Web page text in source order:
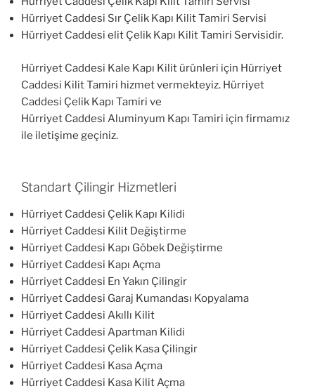
Hürriyet Caddesi Sır Çelik Kapı Kilit Tamiri Servisi
Hürriyet Caddesi elit Çelik Kapı Kilit Tamiri Servisidir.
Hürriyet Caddesi Kale Kapı Kilit ürünleri için Hürriyet
Caddesi Kilit Tamiri hizmet vermekteyiz. Hürriyet
Caddesi Çelik Kapı Tamiri ve
Hürriyet Caddesi Aluminyum Kapı Tamiri için firmamız
ile iletişime geçiniz.
Standart Çilingir Hizmetleri
Hürriyet Caddesi Çelik Kapı Kilidi
Hürriyet Caddesi Kilit Değiştirme
Hürriyet Caddesi Kapı Göbek Değiştirme
Hürriyet Caddesi Kapı Açma
Hürriyet Caddesi En Yakın Çilingir
Hürriyet Caddesi Garaj Kumandası Kopyalama
Hürriyet Caddesi Akıllı Kilit
Hürriyet Caddesi Apartman Kilidi
Hürriyet Caddesi Çelik Kasa Çilingir
Hürriyet Caddesi Kasa Açma
Hürriyet Caddesi Kasa Kilit Açma